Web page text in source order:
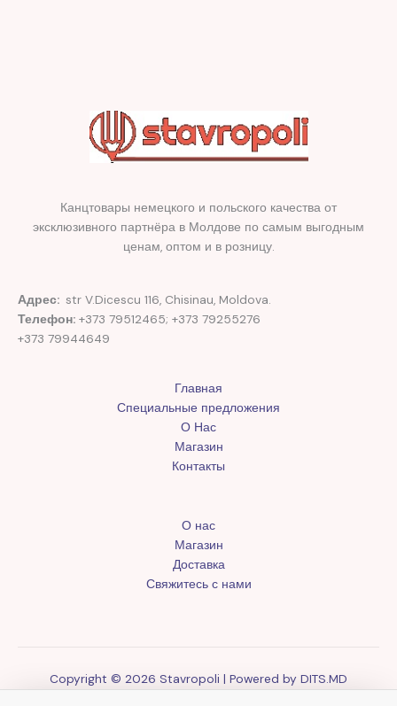
Канцтовары немецкого и польского качества от
эксклюзивного партнёра в Молдове по самым выгодным
ценам, оптом и в розницу.
Адрес: str V.Dicescu 116, Chisinau, Moldova.
Телефон: +373 79512465; +373 79255276
+373 79944649
Главная
Специальные предложения
О Нас
Магазин
Контакты
О нас
Магазин
Доставка
Свяжитесь с нами
Copyright © 2026 Stavropoli | Powered by DITS.MD